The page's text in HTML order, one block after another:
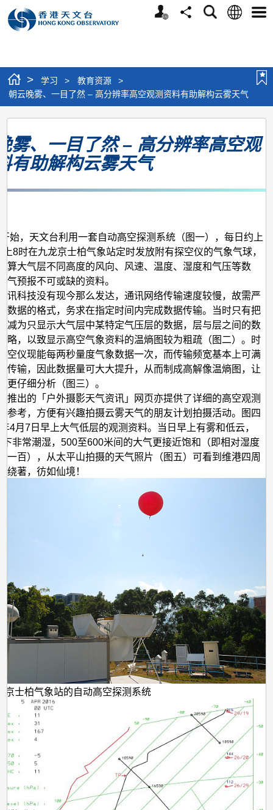
个
分
搜
语
选
> 学习 > 教育资源
>
朝云晚雾、一目了然 – 高分辨率高空观测资料有助解构云雾天气
朝
云
晚
了
然
–
高
分
辨
率
高
空
观
测
资
料
雾
天
气
雾、一目了然 – 高分辨率高空观
有助解构云雾天气
始，天文台利用一套自动高空探测系统（图一），每日约上
8时在九龙京士柏气象站定时发放附有探空仪的气象气球，
算大气层不同高度的风向、风速、温度、湿度和气压等数
气预报不可或缺的资料。
讯科技没有现今那么发达，通讯网络传输速度较慢，故需严
数据的格式，务求在指定时间内完成数据传输。当时只有把
减为只显示大气层中某特定气压层的数据，层与层之间的数
略，以致显示高空气象资料的温熵图较为粗疏（图二）。时
空仪现能每两秒量度气象数据一次，而传输频宽基本上可满
传输，因此数据量可大大提升，从而制成高解像温熵图，让
更仔细分析（图三）。
推出的「户外摄影天气资讯」网页亦提供了详细的高空观测
参考，方便有兴趣拍摄云雾天气的朋友计划拍摄活动。图四
4月7日早上大气低层的观测资料。当日早上有雾和低云，
下非常潮湿，500至600米间的大气更接近饱和（即相对湿度
一百），从太平山拍摄的天气照片（图五）可看到维港四周
绕著，彷如仙境！
士柏气象站的自动高空探测系统